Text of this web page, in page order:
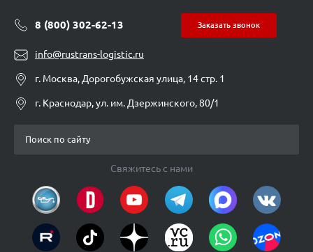
8 (800) 302-62-13 Заказать звонок
info@rustrans-logistic.ru
г. Москва, Дорогобужская улица, 14 стр. 1
г. Краснодар, ул. им. Дзержинского, 80/1
Свяжитесь с нами